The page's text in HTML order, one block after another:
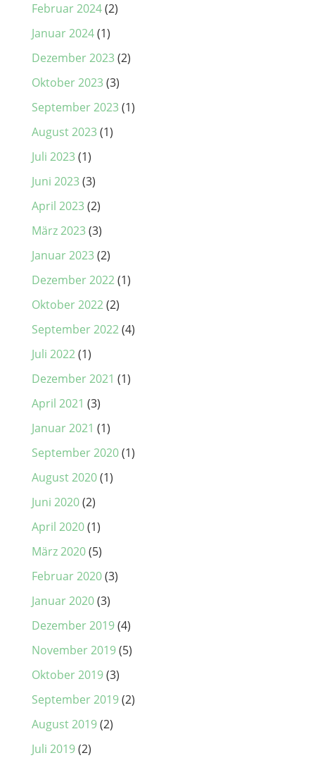
Februar 2024(2)
Januar 2024(1)
Dezember 2023(2)
Oktober 2023(3)
September 2023(1)
August 2023(1)
Juli 2023(1)
Juni 2023(3)
April 2023(2)
März 2023(3)
Januar 2023(2)
Dezember 2022(1)
Oktober 2022(2)
September 2022(4)
Juli 2022(1)
Dezember 2021 (1)
April 2021 (3)
Januar 2021 (1)
September 2020(1)
August 2020(1)
Juni 2020(2)
April 2020(1)
März 2020(5)
Februar 2020(3)
Januar 2020(3)
Dezember 2019(4)
November 2019(5)
Oktober 2019(3)
September 2019(2)
August 2019(2)
Juli 2019(2)